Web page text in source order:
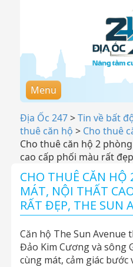
Menu
Địa Ốc 247>Tin về bất
thuê căn hộ > Cho thuê
Cho thuê căn hộ 2
cao cấp phối màu rất
CHO THUÊ CĂN HỘ
MÁT, NỘI THẤT
RẤT ĐẸP, THE SUN
Căn hộ The Sun Avenue
Đảo Kim Cương và sông
cùng mát, cảm giác bước